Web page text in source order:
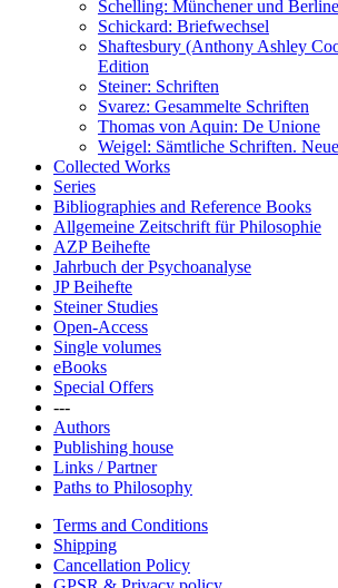
Schelling: Münchener und
Schickard: Briefwechsel
Shaftesbury (Anthony Ashley
Edition
Steiner: Schriften
Svarez: Gesammelte Schriften
Thomas von Aquin: De Unione
Weigel: Sämtliche Schriften.
Collected Works
Series
Bibliographies and Reference Books
Allgemeine Zeitschrift für Philosophie
AZP Beihefte
Jahrbuch der Psychoanalyse
JP Beihefte
Steiner Studies
Open-Access
Single volumes
eBooks
Special Offers
---
Authors
Publishing house
Links / Partner
Paths to Philosophy
Terms and Conditions
Shipping
Cancellation Policy